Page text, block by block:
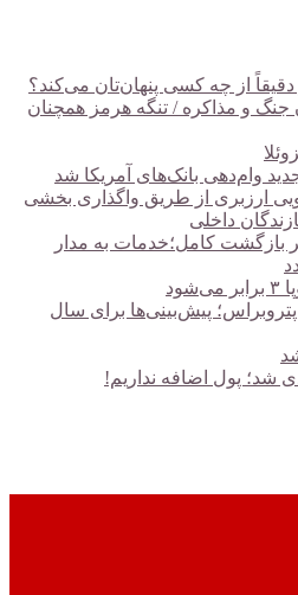
از چه کسی پنهان‌تان می‌کند؟
و مذاکره / تنگه هرمز همچنان
وام‌دهی بانک‌های آمریکا شد
یورویی ارزبری از طریق واگذاری بخشی
داخلی
بازگشت کامل؛خدمات به مدار
پیش‌بینی‌ها برای سال
پول اضافه نداریم!